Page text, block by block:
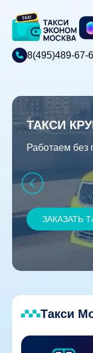
8(495)489-67-
ТАКСИ
Работаем
ЗАКАЗАТЬ
Такси